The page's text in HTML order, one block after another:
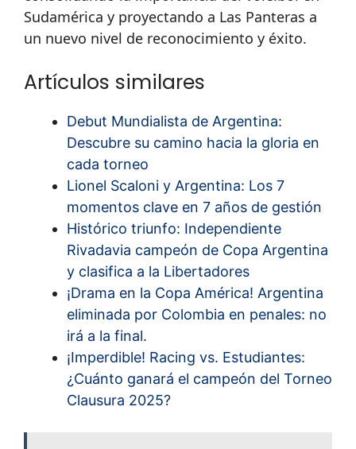
Sudamérica y proyectando a Las Panteras a
un nuevo nivel de reconocimiento y éxito.
Artículos similares
Debut Mundialista de Argentina:
Descubre su camino hacia la gloria en
cada torneo
Lionel Scaloni y Argentina: Los 7
momentos clave en 7 años de gestión
Histórico triunfo: Independiente
Rivadavia campeón de Copa Argentina
y clasifica a la Libertadores
¡Drama en la Copa América! Argentina
eliminada por Colombia en penales: no
irá a la final.
¡Imperdible! Racing vs. Estudiantes:
¿Cuánto ganará el campeón del Torneo
Clausura 2025?